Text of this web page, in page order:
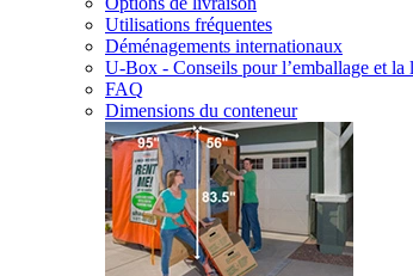
Utilisations fréquentes
Déménagements internationaux
U-Box - Conseils pour l’emballage et la
FAQ
Dimensions du conteneur